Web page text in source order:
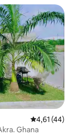
Průměrné
4,61 (44)
Ghana